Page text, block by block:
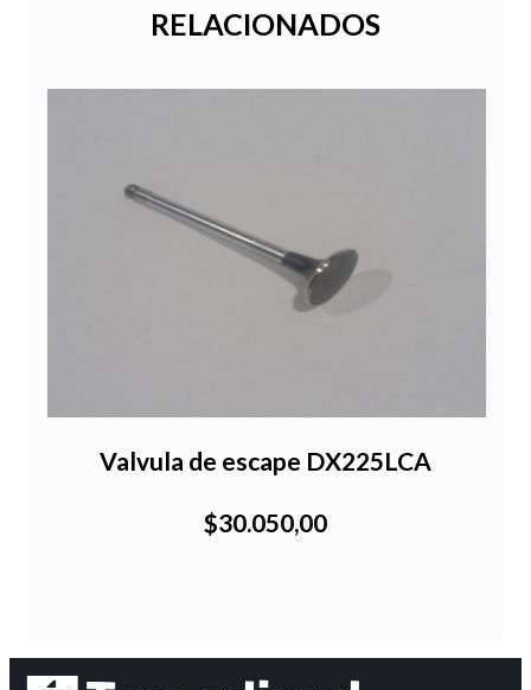
RELACIONADOS
Valvula de escape DX225LCA
$30.050,00